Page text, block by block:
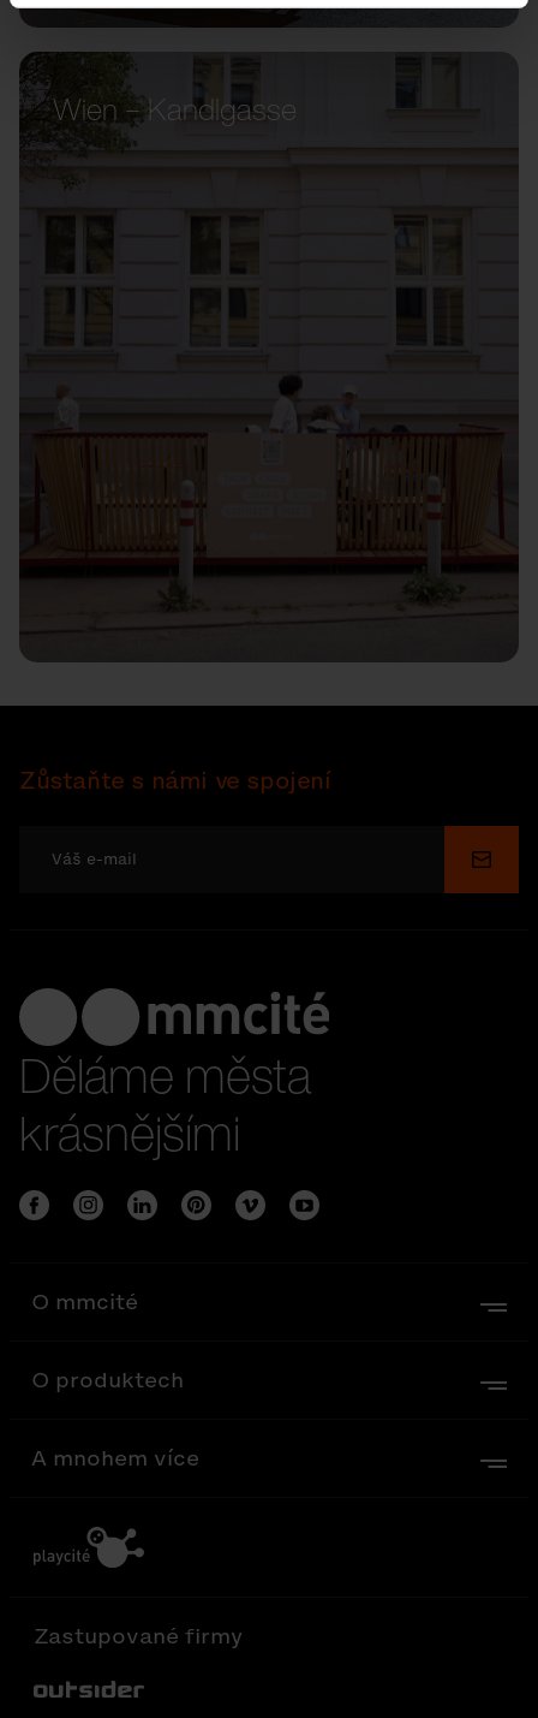
Wien – Kandlgasse
Zůstaňte s námi ve spojení
Děláme města
krásnějšími
O mmcité
O produktech
A mnohem více
Zastupované firmy
Out-Sider